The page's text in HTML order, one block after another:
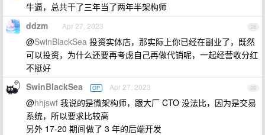
牛逼，总共干了三年当了两年半架构师
28
ddzm Apr 27, 2023
@SwinBlackSea 投资实体店，那实际上你已经在副业了，既然
可以投资，为什么还要再考虑自己再做代销呢，一起经营收分红
不挺好
29
SwinBlackSea OP Apr 27, 2023
@hhjswf 我说的是微架构师，跟大厂 CTO 没法比，因为是交易
系统，所以要求比较高
另外 17-20 期间做了 3 年的后端开发